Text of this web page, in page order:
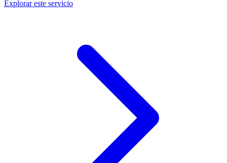
Explorar este servicio